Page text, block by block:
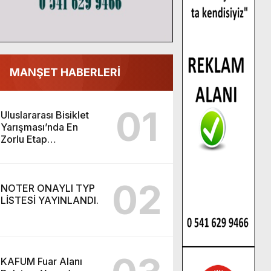
MANŞET HABERLERİ
Uluslararası Bisiklet
Yarışması’nda En
Zorlu Etap
01
NOTER ONAYLI TYP
LİSTESİ YAYINLANDI.
02
KAFUM Fuar Alanı